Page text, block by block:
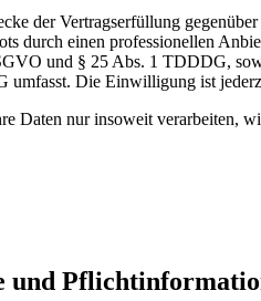
der Vertragserfüllung
durch einen professionellen
und § 25 Abs. 1 TDDDG,
umfasst. Die Einwilligung ist
Daten nur insoweit verarbeiten,
und